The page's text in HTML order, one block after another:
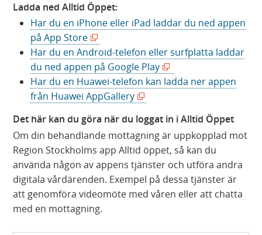
Ladda ned Alltid Öppet:
Har du en iPhone eller iPad laddar du ned appen
på App Store(
ö
p
p
n
s
i
n
y
t
t
f
Har du en Android-telefon eller surfplatta laddar
du ned appen på Google Play(
ö
n
a
s
i
n
y
Har du en Huawei-telefon kan ladda ner appen
från Huawei AppGallery(
p
p
n
a
s
i
Det här kan du göra när du loggat in i Alltid Öppet
Om din behandlande mottagning är uppkopplad mot
Region Stockholms app Alltid öppet, så kan du
använda någon av appens tjänster och utföra andra
digitala vårdärenden. Exempel på dessa tjänster är
att genomföra videomöte med våren eller att chatta
med en mottagning.